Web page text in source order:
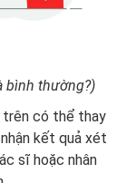
bình thường?)
trên có thể thay
kết quả xét
sĩ hoặc nhân